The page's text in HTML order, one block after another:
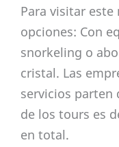
Para visitar
opciones: Con
snorkeling o
cristal. Las
servicios parten
de los tours es
en total.